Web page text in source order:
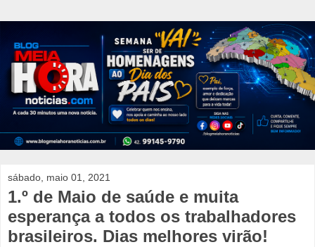
sábado, maio 01, 2021
1.º de Maio de saúde e muita
esperança a todos os trabalhadores
brasileiros. Dias melhores virão!